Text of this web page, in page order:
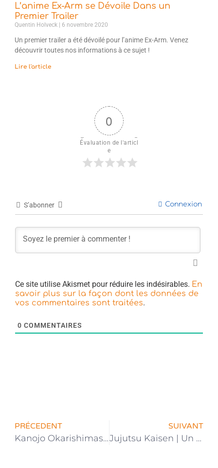
L’anime Ex-Arm se Dévoile Dans un
Premier Trailer
Quentin Holveck 6 novembre 2020
Un premier trailer a été dévoilé pour l’anime Ex-Arm. Venez
découvrir toutes nos informations à ce sujet !
Lire l'article
0
Évaluation de l'articl
e
S’abonner Connexion
Ce site utilise Akismet pour réduire les indésirables. En
savoir plus sur la façon dont les données de
vos commentaires sont traitées.
0 COMMENTAIRES
PRÉCEDENT
Kanojo Okarishimasu | La date de sortie de l’anime annoncée
SUIVANT
Jujutsu Kaisen | Un Nouveau Visuel Dévoilé Pour l’Anime